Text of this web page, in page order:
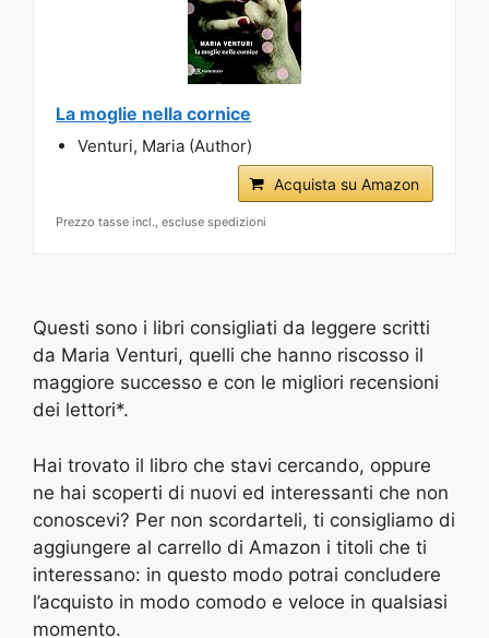
La moglie nella cornice
Venturi, Maria (Author)
Acquista su Amazon
Prezzo tasse incl., escluse spedizioni
Questi sono i libri consigliati da leggere scritti
da Maria Venturi, quelli che hanno riscosso il
maggiore successo e con le migliori recensioni
dei lettori*.
Hai trovato il libro che stavi cercando, oppure
ne hai scoperti di nuovi ed interessanti che non
conoscevi? Per non scordarteli, ti consigliamo di
aggiungere al carrello di Amazon i titoli che ti
interessano: in questo modo potrai concludere
l’acquisto in modo comodo e veloce in qualsiasi
momento.